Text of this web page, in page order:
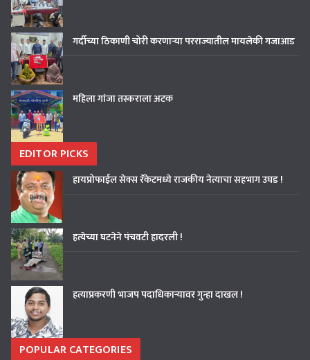
गर्दीच्या ठिकाणी चोरी करणाऱ्या परराज्यातील मायलेकी गजाआड
महिला गांजा तस्कराला अटक
EDITOR PICKS
हायप्रोफाईल सेक्स रॅकेटमध्ये राजकीय नेत्याचा सहभाग उघड !
हत्येच्या घटनेने पंचवटी हादरली !
हत्याप्रकरणी भाजप पदाधिकाऱ्यावर गुन्हा दाखल !
POPULAR CATEGORIES